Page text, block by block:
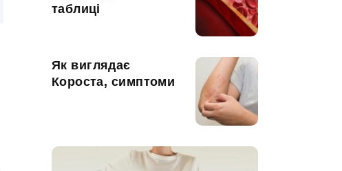
таблиці
Як виглядає
Короста, симптоми